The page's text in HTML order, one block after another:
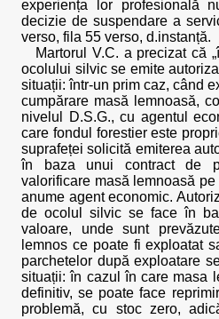
experiența lor profesională
decizie de suspendare a
verso, fila 55 verso, d.instanță.
Martorul V.C. a precizat că
ocolului silvic se emite
situații: într-un prim caz, când
cumpărare masă lemnoasă,
nivelul D.S.G., cu agentul
care fondul forestier este
suprafeței solicită emiterea
în baza unui contract de
valorificare masă lemnoasă
anume agent economic.
de ocolul silvic se face în
valoare, unde sunt
lemnos ce poate fi exploatat
parchetelor după exploatare
situații: în cazul în care masa
definitiv, se poate face
problemă, cu stoc zero,